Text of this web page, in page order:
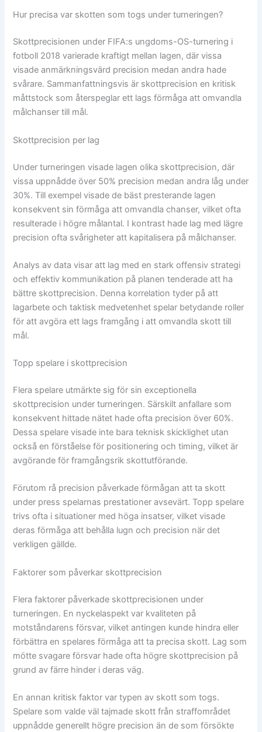
Hur precisa var skotten som togs under turneringen?
Skottprecisionen under FIFA:s ungdoms-OS-turnering i
fotboll 2018 varierade kraftigt mellan lagen, där vissa
visade anmärkningsvärd precision medan andra hade
svårare. Sammanfattningsvis är skottprecision en kritisk
måttstock som återspeglar ett lags förmåga att omvandla
målchanser till mål.
Skottprecision per lag
Under turneringen visade lagen olika skottprecision, där
vissa uppnådde över 50% precision medan andra låg under
30%. Till exempel visade de bäst presterande lagen
konsekvent sin förmåga att omvandla chanser, vilket ofta
resulterade i högre målantal. I kontrast hade lag med lägre
precision ofta svårigheter att kapitalisera på målchanser.
Analys av data visar att lag med en stark offensiv strategi
och effektiv kommunikation på planen tenderade att ha
bättre skottprecision. Denna korrelation tyder på att
lagarbete och taktisk medvetenhet spelar betydande roller
för att avgöra ett lags framgång i att omvandla skott till
mål.
Topp spelare i skottprecision
Flera spelare utmärkte sig för sin exceptionella
skottprecision under turneringen. Särskilt anfallare som
konsekvent hittade nätet hade ofta precision över 60%.
Dessa spelare visade inte bara teknisk skicklighet utan
också en förståelse för positionering och timing, vilket är
avgörande för framgångsrik skottutförande.
Förutom rå precision påverkade förmågan att ta skott
under press spelarnas prestationer avsevärt. Topp spelare
trivs ofta i situationer med höga insatser, vilket visade
deras förmåga att behålla lugn och precision när det
verkligen gällde.
Faktorer som påverkar skottprecision
Flera faktorer påverkade skottprecisionen under
turneringen. En nyckelaspekt var kvaliteten på
motståndarens försvar, vilket antingen kunde hindra eller
förbättra en spelares förmåga att ta precisa skott. Lag som
mötte svagare försvar hade ofta högre skottprecision på
grund av färre hinder i deras väg.
En annan kritisk faktor var typen av skott som togs.
Spelare som valde väl tajmade skott från straffområdet
uppnådde generellt högre precision än de som försökte